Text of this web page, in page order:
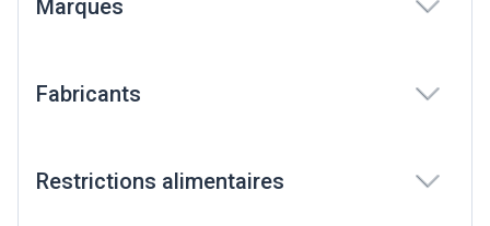
Marques
Fabricants
Restrictions alimentaires